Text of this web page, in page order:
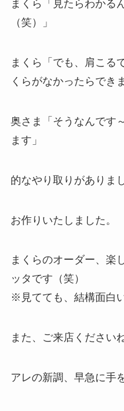
まくら「見たらわかる
（笑）」
まくら「でも、肩こる
くらがなかったらでき
奥さま「そうなんです
ます」
的なやり取りがありま
お作りいたしました。
まくらのオーダー、楽
ッタです（笑）
※見てても、結構面白
また、ご来店ください
アレの新調、早急に手